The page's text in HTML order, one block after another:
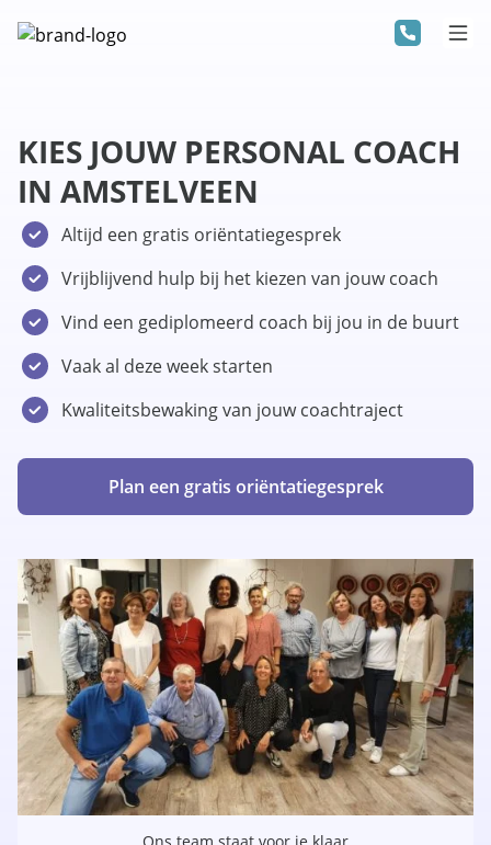
KIES JOUW PERSONAL COACH
IN AMSTELVEEN
Altijd een gratis oriëntatiegesprek
Vrijblijvend hulp bij het kiezen van jouw coach
Vind een gediplomeerd coach bij jou in de buurt
Vaak al deze week starten
Kwaliteitsbewaking van jouw coachtraject
Plan een gratis oriëntatiegesprek